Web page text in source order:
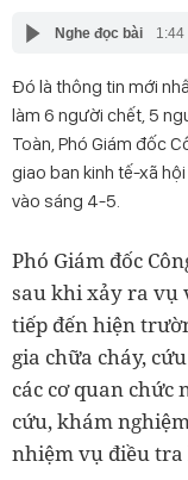
Nghe đọc bài 1:44
Đó là thông tin mới
làm 6 người chết, 5
Toàn, Phó Giám đốc
giao ban kinh tế-xã
vào sáng 4-5.
Phó Giám đốc
sau khi xảy ra vụ
tiếp đến hiện
gia chữa cháy,
các cơ quan chức
cứu, khám
nhiệm vụ điều tra